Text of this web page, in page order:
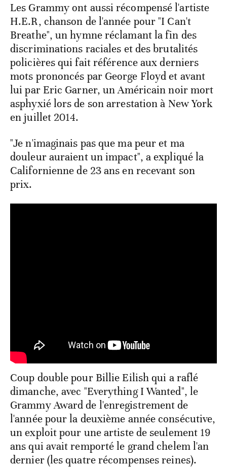
Les Grammy ont aussi récompensé l'artiste
H.E.R, chanson de l'année pour "I Can't
Breathe", un hymne réclamant la fin des
discriminations raciales et des brutalités
policières qui fait référence aux derniers
mots prononcés par George Floyd et avant
lui par Eric Garner, un Américain noir mort
asphyxié lors de son arrestation à New York
en juillet 2014.
"Je n'imaginais pas que ma peur et ma
douleur auraient un impact", a expliqué la
Californienne de 23 ans en recevant son
prix.
Coup double pour Billie Eilish qui a raflé
dimanche, avec "Everything I Wanted", le
Grammy Award de l'enregistrement de
l'année pour la deuxième année consécutive,
un exploit pour une artiste de seulement 19
ans qui avait remporté le grand chelem l'an
dernier (les quatre récompenses reines).